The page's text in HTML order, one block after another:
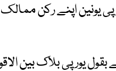
یونین اپنے رکن
یورپی بلاک بین